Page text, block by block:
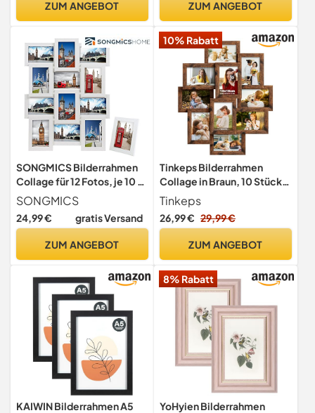
ZUM ANGEBOT
Freund
ZUM ANGEBOT
SONGMICS Bilderrahmen
Collage für 12 Fotos, je 10 x
15 cm (4 x 6), mit 1
Einzelfotorahmen, 13er
Fotogalerie für Collagen,
erforderlich, Weihnachten,
RPF112W
SONGMICS
24,99 € gratis Versand
ZUM ANGEBOT
10% Rabatt
Tinkeps Bilderrahmen
Collage in Braun, 10 Stück
10x15 cm Bilderrahmen für
10 Fotos,
Mehrfachbilderrahmen –
horizontal aufhängbar
Tinkeps
26,99 € 29,99 €
ZUM ANGEBOT
KAIWIN Bilderrahmen A5
8% Rabatt
YoHyien Bilderrahmen